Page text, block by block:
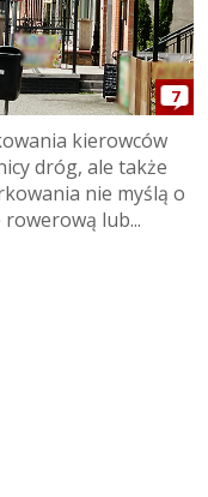
7
kierowców
dróg, ale także
nie myślą o
lub...